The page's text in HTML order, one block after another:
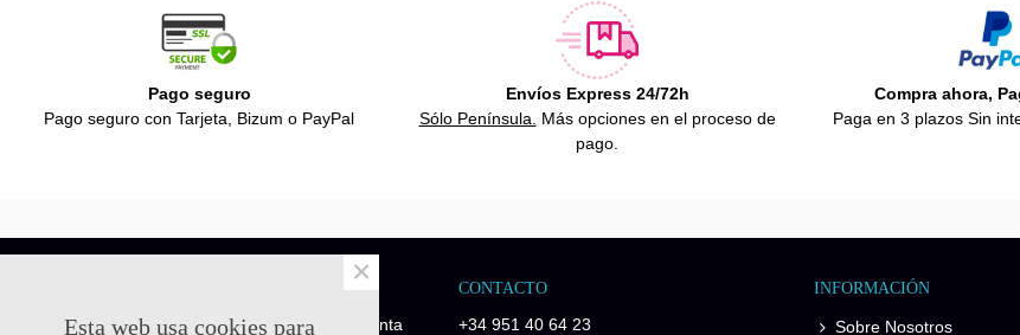
Pago seguro
Pago seguro con Tarjeta, Bizum o PayPal
Envíos Express 24/72h
Sólo Península.
Más opciones en el proceso de
pago.
Compra ahora,
Paga en 3 plazos Sin
Quick-Fitness es una empresa de venta
CONTACTO
+34 951 40 64 23
INFORMACIÓN
Sobre Nosotros
Esta web usa cookies para
×